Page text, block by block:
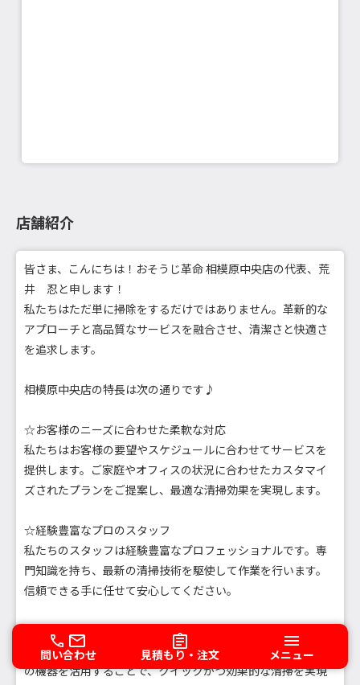
店舗紹介
皆さま、こんにちは！おそうじ革命 相模原中央店の代表、荒
井 忍と申します！
私たちはただ単に掃除をするだけではありません。革新的な
アプローチと高品質なサービスを融合させ、清潔さと快適さ
を追求します。
相模原中央店の特長は次の通りです♪
☆お客様のニーズに合わせた柔軟な対応
私たちはお客様の要望やスケジュールに合わせてサービスを
提供します。ご家庭やオフィスの状況に合わせたカスタマイ
ズされたプランをご提案し、最適な清掃効果を実現します。
☆経験豊富なプロのスタッフ
私たちのスタッフは経験豊富なプロフェッショナルです。専
門知識を持ち、最新の清掃技術を駆使して作業を行います。
信頼できる手に任せて安心してください。
☆効率的かつ迅速なサービス
私たちは時間を大切にします。効率的な作業プロセスと最新
の機器を活用することで、クイックかつ効果的な清掃を実現
問い合わせ 見積もり・注文 メニュー